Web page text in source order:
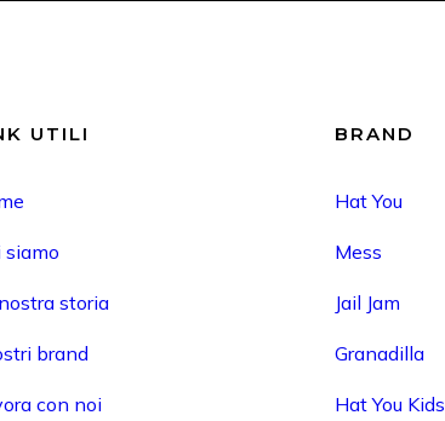
UTILI
siamo
storia
brand
con noi
BRAND
Hat You
Mess
Jail Jam
Granadilla
Hat You Kids